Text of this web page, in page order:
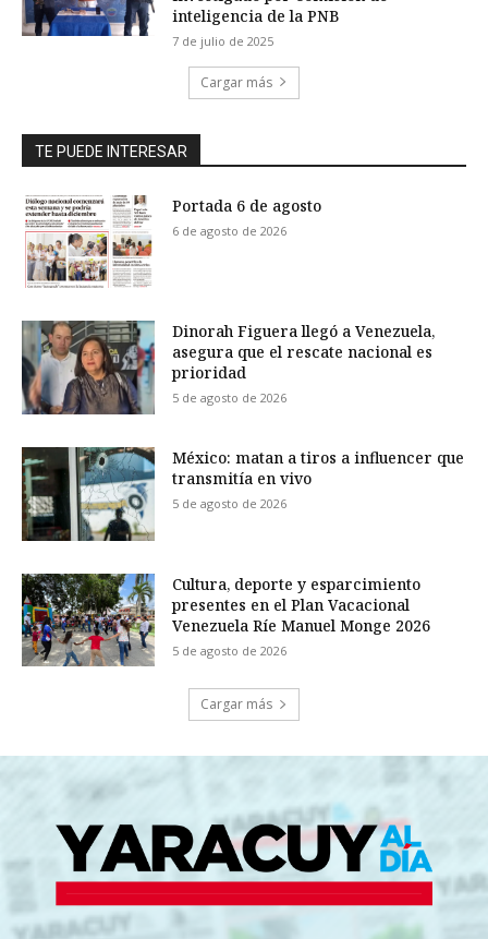
inteligencia de la PNB
7 de julio de 2025
Cargar más
TE PUEDE INTERESAR
Portada 6 de agosto
6 de agosto de 2026
Dinorah Figuera llegó a Venezuela,
asegura que el rescate nacional es
prioridad
5 de agosto de 2026
México: matan a tiros a influencer que
transmitía en vivo
5 de agosto de 2026
Cultura, deporte y esparcimiento
presentes en el Plan Vacacional
Venezuela Ríe Manuel Monge 2026
5 de agosto de 2026
Cargar más